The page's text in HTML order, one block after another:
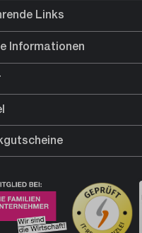
Links
Informationen